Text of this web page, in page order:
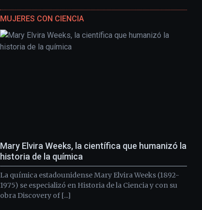
MUJERES CON CIENCIA
Mary Elvira Weeks, la científica que humanizó la
historia de la química
La química estadounidense Mary Elvira Weeks (1892-
1975) se especializó en Historia de la Ciencia y con su
obra Discovery of [...]